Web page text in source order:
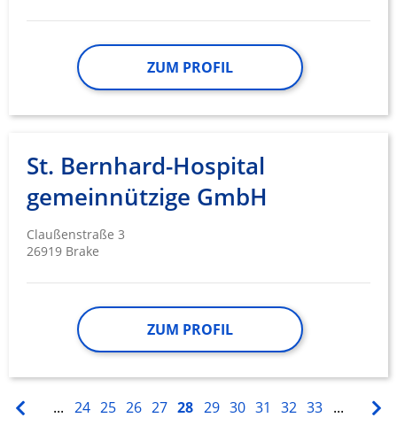
ZUM PROFIL
St. Bernhard-Hospital
gemeinnützige GmbH
Claußenstraße 3
26919 Brake
ZUM PROFIL
... 24 25 26 27 28 29 30 31 32 33 ...